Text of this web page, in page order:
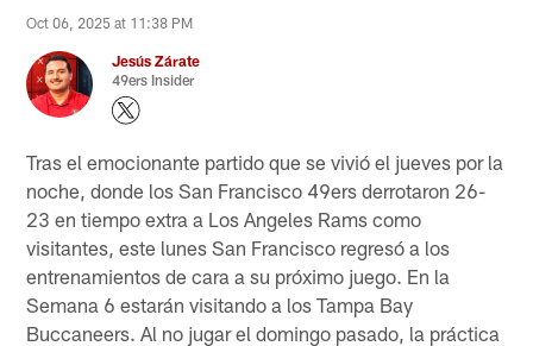
Oct 06, 2025 at 11:38 PM
Jesús Zárate
49ers Insider
Tras el emocionante partido que se vivió el jueves por la
noche, donde los San Francisco 49ers derrotaron 26-
23 en tiempo extra a Los Angeles Rams como
visitantes, este lunes San Francisco regresó a los
entrenamientos de cara a su próximo juego. En la
Semana 6 estarán visitando a los Tampa Bay
Buccaneers. Al no jugar el domingo pasado, la práctica